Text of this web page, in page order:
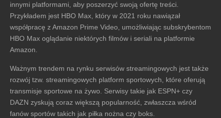
innymi platformami, aby poszerzyć swoją ofertę treści.
Przykładem jest HBO Max, który w 2021 roku nawiązał
współpracę z Amazon Prime Video, umożliwiając subskrybentom
HBO Max oglądanie niektórych filmów i seriali na platformie
Amazon.
Ważnym trendem na rynku serwisów streamingowych jest także
rozwój tzw. streamingowych platform sportowych, które oferują
transmisje sportowe na żywo. Serwisy takie jak ESPN+ czy
DAZN zyskują coraz większą popularność, zwłaszcza wśród
fanów sportów takich jak piłka nożna czy boks.